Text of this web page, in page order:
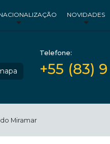
NOVIDADES
Telefone:
+55 (83)
Miramar